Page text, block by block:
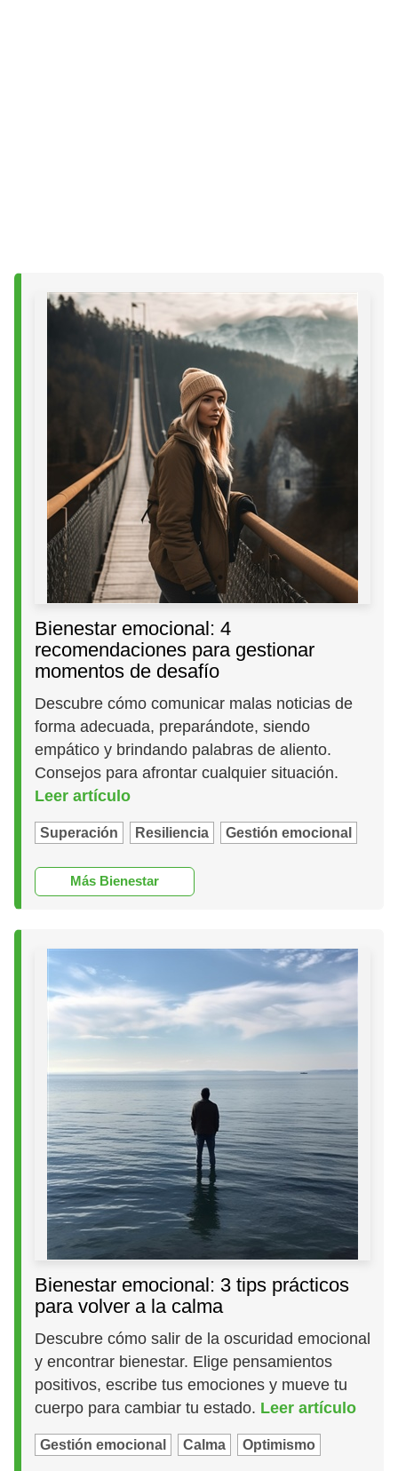
Bienestar emocional: 4
recomendaciones para gestionar
momentos de desafío
Descubre cómo comunicar malas noticias de
forma adecuada, preparándote, siendo
empático y brindando palabras de aliento.
Consejos para afrontar cualquier situación.
Leer artículo
Superación Resiliencia Gestión emocional
Más Bienestar
Bienestar emocional: 3 tips prácticos
para volver a la calma
Descubre cómo salir de la oscuridad emocional
y encontrar bienestar. Elige pensamientos
positivos, escribe tus emociones y mueve tu
cuerpo para cambiar tu estado. Leer artículo
Gestión emocional Calma Optimismo